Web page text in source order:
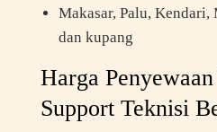
Makasar, Palu,
dan kupang
Harga
Support Teknisi